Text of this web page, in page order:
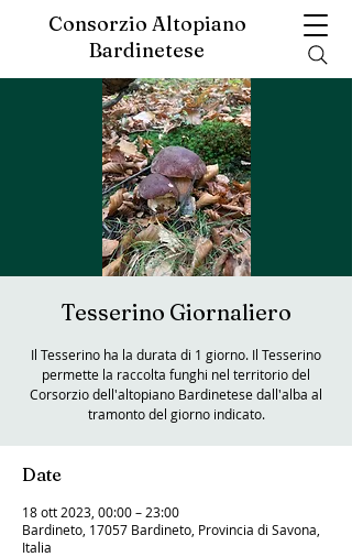
Consorzio Altopiano
Bardinetese
Tesserino Giornaliero
Il Tesserino ha la durata di 1 giorno. Il Tesserino
permette la raccolta funghi nel territorio del
Corsorzio dell'altopiano Bardinetese dall'alba al
tramonto del giorno indicato.
Date
18 ott 2023, 00:00 – 23:00
Bardineto, 17057 Bardineto, Provincia di Savona,
Italia